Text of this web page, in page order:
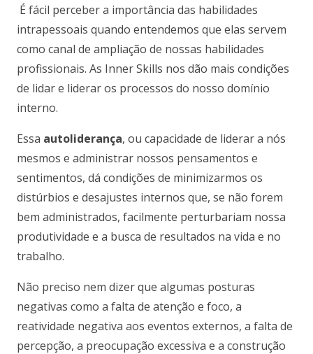
É fácil perceber a importância das habilidades
intrapessoais quando entendemos que elas servem
como canal de ampliação de nossas habilidades
profissionais. As Inner Skills nos dão mais condições
de lidar e liderar os processos do nosso domínio
interno.
Essa autoliderança, ou capacidade de liderar a nós
mesmos e administrar nossos pensamentos e
sentimentos, dá condições de minimizarmos os
distúrbios e desajustes internos que, se não forem
bem administrados, facilmente perturbariam nossa
produtividade e a busca de resultados na vida e no
trabalho.
Não preciso nem dizer que algumas posturas
negativas como a falta de atenção e foco, a
reatividade negativa aos eventos externos, a falta de
percepção, a preocupação excessiva e a construção